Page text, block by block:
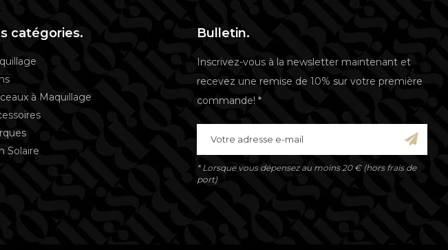
catégories.
à Maquillage
Solaire
Bulletin.
Inscrivez-vous à la newsletter maintenant et
recevez une remise de 10% sur votre première
commande! *
* Lorsque vous dépensez au moins 20 € (hors frais de
port)